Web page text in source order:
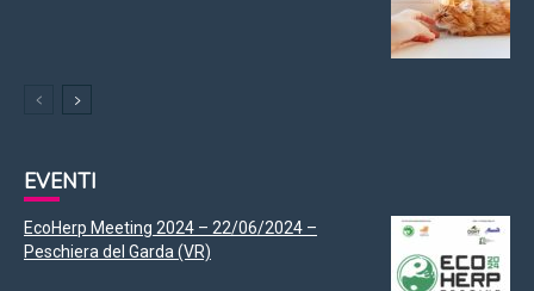
EVENTI
EcoHerp Meeting 2024 – 22/06/2024 –
Peschiera del Garda (VR)